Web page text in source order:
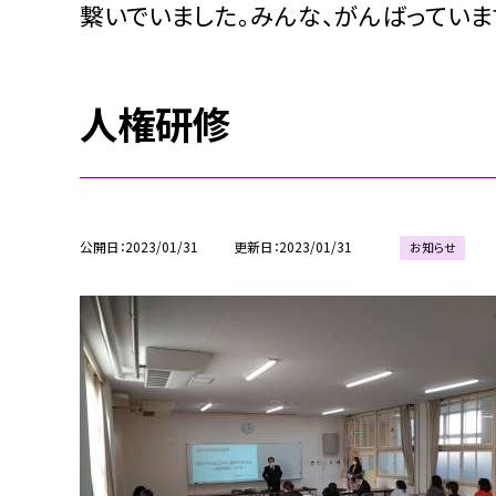
繋いでいました。みんな、がんばっていま
人権研修
公開日 2023/01/31 更新日 2023/01/31 お知らせ